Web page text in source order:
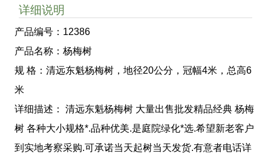
详细说明
产品编号：12386
产品名称：杨梅树
规 格：清远东魁杨梅树，地径20公分，冠幅4米，总高6
米
详细描述： 清远东魁杨梅树 大量出售批发精品经典 杨梅
树 各种大小规格*.品种优美.是庭院绿化*选.希望新老客户
到实地考察采购.可承诺当天起树当天发货.有意者电话详